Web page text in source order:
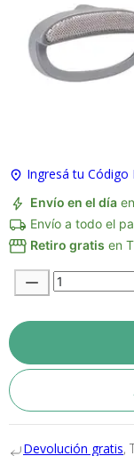
Ingresá tu Código
Envío en el día
Envío a todo el
Retiro gratis en
Devolución gratis,
En